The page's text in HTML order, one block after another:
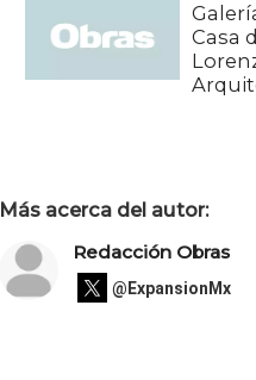
Casa
Más acerca del autor:
Redacción Obras
@ExpansionMx